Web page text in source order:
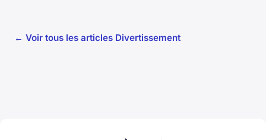
← Voir tous les articles Divertissement